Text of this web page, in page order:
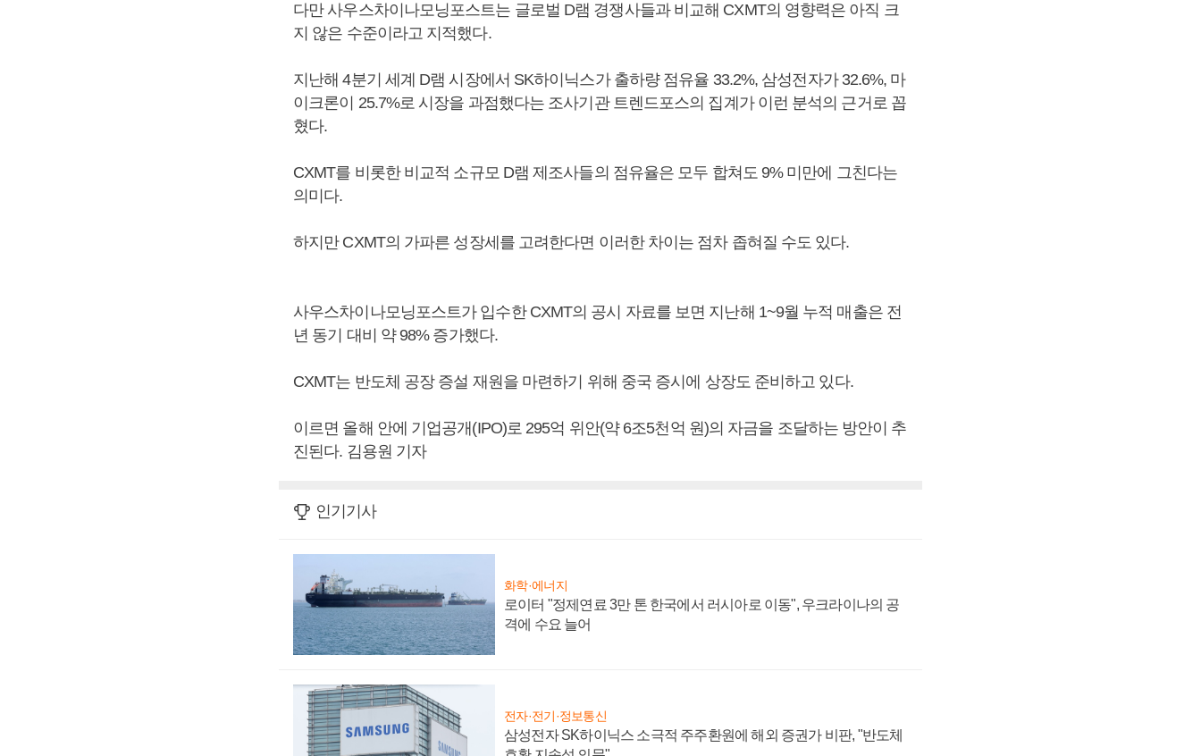
다만 사우스차이나모닝포스트는 글로벌 D램 경쟁사들과 비교해 CXMT의 영향력은 아직 크
지 않은 수준이라고 지적했다.
지난해 4분기 세계 D램 시장에서 SK하이닉스가 출하량 점유율 33.2%, 삼성전자가 32.6%, 마
이크론이 25.7%로 시장을 과점했다는 조사기관 트렌드포스의 집계가 이런 분석의 근거로 꼽
혔다.
CXMT를 비롯한 비교적 소규모 D램 제조사들의 점유율은 모두 합쳐도 9% 미만에 그친다는
의미다.
하지만 CXMT의 가파른 성장세를 고려한다면 이러한 차이는 점차 좁혀질 수도 있다.
사우스차이나모닝포스트가 입수한 CXMT의 공시 자료를 보면 지난해 1~9월 누적 매출은 전
년 동기 대비 약 98% 증가했다.
CXMT는 반도체 공장 증설 재원을 마련하기 위해 중국 증시에 상장도 준비하고 있다.
이르면 올해 안에 기업공개(IPO)로 295억 위안(약 6조5천억 원)의 자금을 조달하는 방안이 추
진된다. 김용원 기자
인기기사
화학·에너지
로이터 "정제연료 3만 톤 한국에서 러시아로 이동", 우크라이나의 공
격에 수요 늘어
전자·전기·정보통신
삼성전자 SK하이닉스 소극적 주주환원에 해외 증권가 비판, "반도체